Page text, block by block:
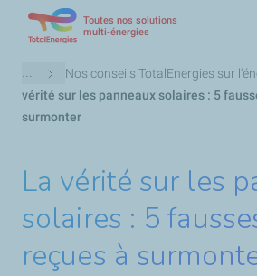
contenu
Toutes nos solutions
multi-énergies
Fil
d'Ariane
... Nos conseils TotalEnergies sur
vérité sur les panneaux solaires : 5
surmonter
La vérité sur les
solaires : 5
reçues à